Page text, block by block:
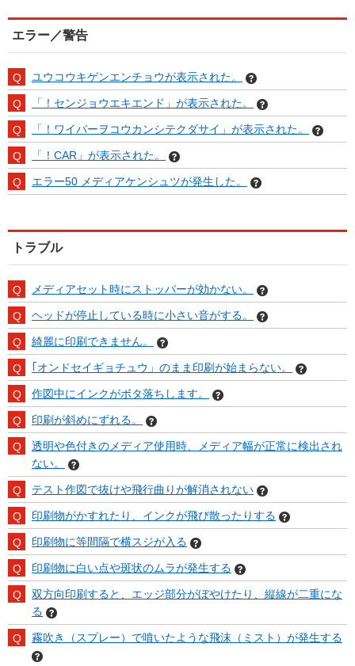
エラー／警告
ユウコウキゲンエンチョウが表示された。
「！センジョウエキエンド」が表示された。
「！ワイパーヲコウカンシテクダサイ」が表示された。
「！CAR」が表示された。
エラー50 メディアケンシュツが発生した。
トラブル
メディアセット時にストッパーが効かない。
ヘッドが停止している時に小さい音がする。
綺麗に印刷できません。
｢オンドセイギョチュウ」のまま印刷が始まらない。
作図中にインクがボタ落ちします。
印刷が斜めにずれる。
透明や色付きのメディア使用時、メディア幅が正常に検出され
ない。
テスト作図で抜けや飛行曲りが解消されない
印刷物がかすれたり、インクが飛び散ったりする
印刷物に等間隔で横スジが入る
印刷物に白い点や斑状のムラが発生する
双方向印刷すると、エッジ部分がぼやけたり、縦線が二重にな
る
霧吹き（スプレー）で噴いたような飛沫（ミスト）が発生する